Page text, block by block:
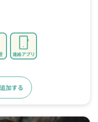
連絡アプリ
加する